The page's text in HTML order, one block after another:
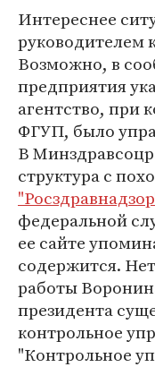
Интереснее
руководителем
Возможно, в
предприятия
агентство, при
ФГУП, было
В
структура с
федеральной
ее сайте
содержится.
работы
президента
контрольное
"Контрольное